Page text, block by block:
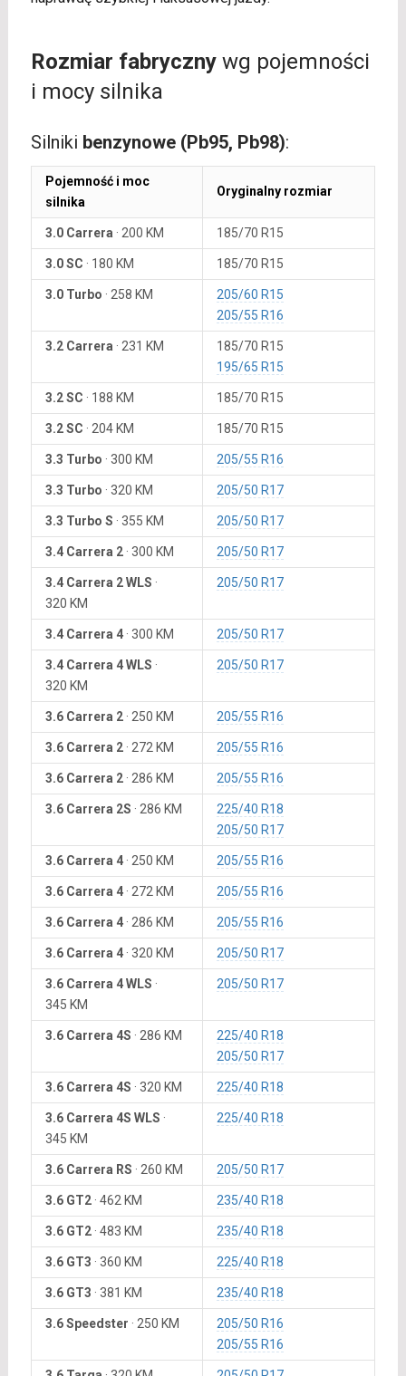
Rozmiar fabrycznywg pojemności
i mocy silnika
Silniki benzynowe (Pb95, Pb98):
Pojemność i moc
silnika
Oryginalny rozmiar
3.0 Carrera · 200 KM 185/70 R15
3.0 SC · 180 KM 185/70 R15
3.0 Turbo · 258 KM
205/60 R15
205/55 R16
3.2 Carrera · 231 KM
185/70 R15
195/65 R15
3.2 SC · 188 KM 185/70 R15
3.2 SC · 204 KM 185/70 R15
3.3 Turbo · 300 KM 205/55 R16
3.3 Turbo · 320 KM 205/50 R17
3.3 Turbo S · 355 KM 205/50 R17
3.4 Carrera 2· 300 KM 205/50 R17
3.4 Carrera 2 WLS ·
320 KM
205/50 R17
3.4 Carrera 4· 300 KM 205/50 R17
3.4 Carrera 4 WLS ·
320 KM
205/50 R17
3.6 Carrera 2· 250 KM 205/55 R16
3.6 Carrera 2· 272 KM 205/55 R16
3.6 Carrera 2· 286 KM 205/55 R16
3.6 Carrera 2S · 286 KM
225/40 R18
205/50 R17
3.6 Carrera 4· 250 KM 205/55 R16
3.6 Carrera 4· 272 KM 205/55 R16
3.6 Carrera 4· 286 KM 205/55 R16
3.6 Carrera 4· 320 KM 205/50 R17
3.6 Carrera 4 WLS ·
345 KM
205/50 R17
3.6 Carrera 4S · 286 KM
225/40 R18
205/50 R17
3.6 Carrera 4S · 320 KM 225/40 R18
3.6 Carrera 4S WLS ·
345 KM
225/40 R18
3.6 Carrera RS · 260 KM 205/50 R17
3.6 GT2· 462 KM 235/40 R18
3.6 GT2· 483 KM 235/40 R18
3.6 GT3 · 360 KM 225/40 R18
3.6 GT3 · 381 KM 235/40 R18
3.6 Speedster · 250 KM
205/50 R16
205/55 R16